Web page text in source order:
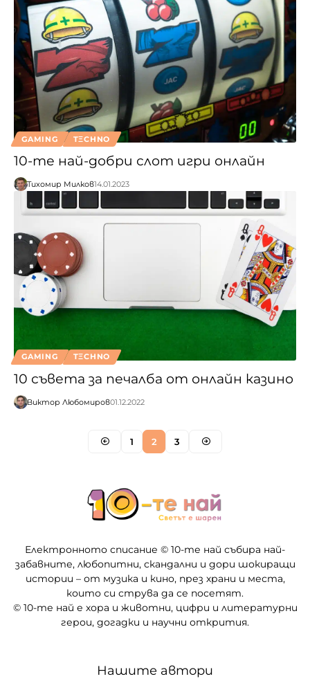
GAMING TΞCHNO
10-те най-добри слот игри онлайн
Тихомир Милков14.01.2023
GAMING TΞCHNO
10 съвета за печалба от онлайн казино
Виктор Любомиров01.12.2022
1 2 3
Електронното списание © 10-те най събира най-
забавните, любопитни, скандални и дори шокиращи
истории – от музика и кино, през храни и места,
които си струва да се посетят.
© 10-те най е хора и животни, цифри и литературни
герои, догадки и научни открития.
Нашите автори